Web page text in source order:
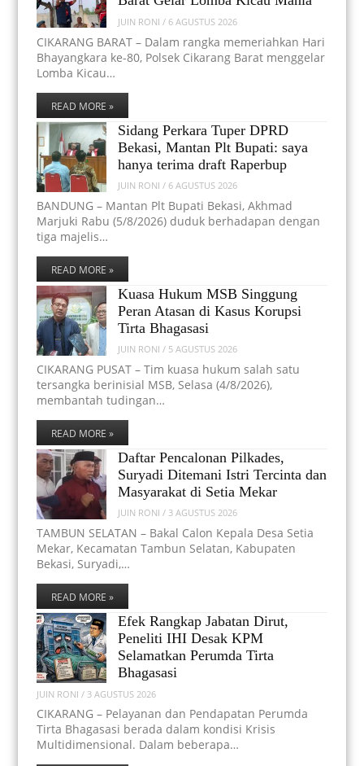
JUIN RONI /6 AGUSTUS 2026
CIKARANG BARAT – Dalam rangka memeriahkan Hari
Bhayangkara ke-80, Polsek Cikarang Barat menggelar
Lomba Kicau…
READ MORE »
Sidang Perkara Tuper DPRD
Bekasi, Mantan Plt Bupati: saya
hanya terima draft Raperbup
JUIN RONI /6 AGUSTUS 2026
BANDUNG – Mantan Plt Bupati Bekasi, Akhmad
Marjuki Rabu (5/8/2026) duduk berhadapan dengan
tiga majelis…
READ MORE »
Kuasa Hukum MSB Singgung
Peran Atasan di Kasus Korupsi
Tirta Bhagasasi
JUIN RONI / 5 AGUSTUS 2026
CIKARANG PUSAT – Tim kuasa hukum salah satu
tersangka berinisial MSB, Selasa (4/8/2026),
membantah tudingan…
READ MORE »
Daftar Pencalonan Pilkades,
Suryadi Ditemani Istri Tercinta dan
Masyarakat di Setia Mekar
JUIN RONI / 3 AGUSTUS 2026
TAMBUN SELATAN – Bakal Calon Kepala Desa Setia
Mekar, Kecamatan Tambun Selatan, Kabupaten
Bekasi, Suryadi,…
READ MORE »
Efek Rangkap Jabatan Dirut,
Peneliti IHI Desak KPM
Selamatkan Perumda Tirta
Bhagasasi
JUIN RONI / 3 AGUSTUS 2026
CIKARANG – Pelayanan dan Pendapatan Perumda
Tirta Bhagasasi berada dalam kondisi Krisis
Multidimensional. Dalam beberapa…